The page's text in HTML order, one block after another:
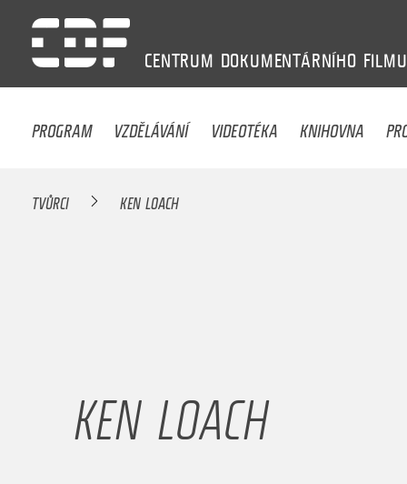
CENTRUM DOKUMENTÁRNÍHO FILMU
PROGRAM VZDĚLÁVÁNÍ VIDEOTÉKA KNIHOVNA
TVŮRCI KEN LOACH
KEN LOACH